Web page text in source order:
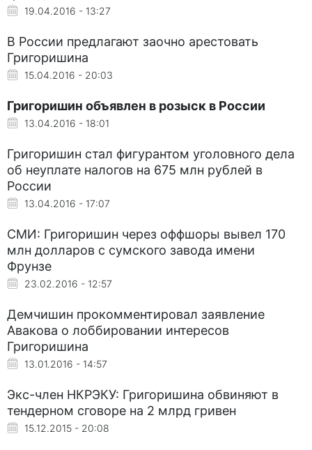
19.04.2016 - 13:27
В России предлагают заочно арестовать
Григоришина
15.04.2016 - 20:03
Григоришин объявлен в розыск в России
13.04.2016 - 18:01
Григоришин стал фигурантом уголовного дела
об неуплате налогов на 675 млн рублей в
России
13.04.2016 - 17:07
СМИ: Григоришин через оффшоры вывел 170
млн долларов с сумского завода имени
Фрунзе
23.02.2016 - 12:57
Демчишин прокомментировал заявление
Авакова о лоббировании интересов
Григоришина
13.01.2016 - 14:57
Экс-член НКРЭКУ: Григоришина обвиняют в
тендерном сговоре на 2 млрд гривен
15.12.2015 - 20:08